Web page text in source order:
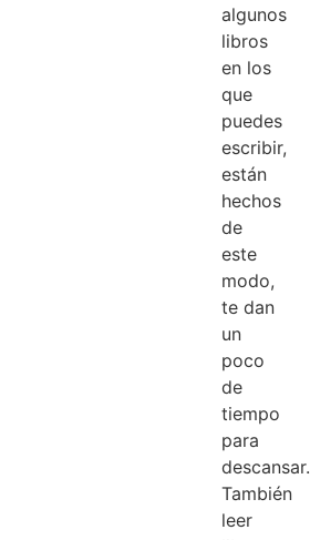
algunos
libros
en los
que
puedes
escribir,
están
hechos
de
este
modo,
te dan
un
poco
de
tiempo
para
descansar.
También
leer